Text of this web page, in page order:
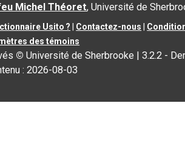
Michel Théoret, Université de
Usito ? Contactez-nous
des témoins
© Université de Sherbrooke |3.2.2 -
:2026-08-03